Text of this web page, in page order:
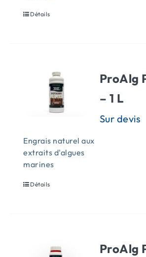
Détails
ProAlg
– 1 L
Engrais naturel aux
extraits d'algues
marines
Détails
ProAlg